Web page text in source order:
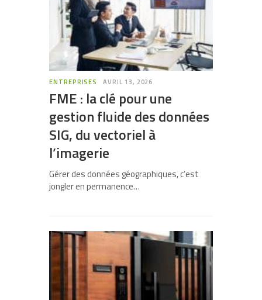
ENTREPRISES AVRIL 13, 2026
FME : la clé pour une
gestion fluide des données
SIG, du vectoriel à
l’imagerie
Gérer des données géographiques, c’est
jongler en permanence…